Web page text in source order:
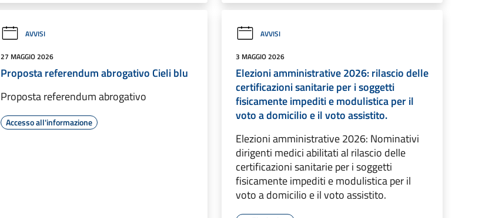
AVVISI
27 MAGGIO 2026
Proposta referendum abrogativo Cieli blu
Proposta referendum abrogativo
Accesso all'informazione
AVVISI
3 MAGGIO 2026
Elezioni amministrative 2026: rilascio delle
certificazioni sanitarie per i soggetti
fisicamente impediti e modulistica per il
voto a domicilio e il voto assistito.
Elezioni amministrative 2026: Nominativi
dirigenti medici abilitati al rilascio delle
certificazioni sanitarie per i soggetti
fisicamente impediti e modulistica per il
voto a domicilio e il voto assistito.